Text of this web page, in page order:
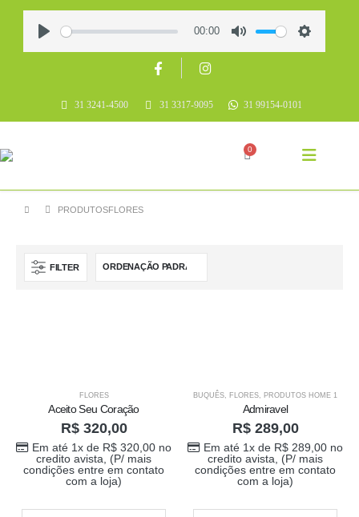
00:00
31 3241-4500 31 3317-9095 31 99154-0101
0
PRODUTOSFLORES
FILTER
FLORES
Aceito Seu Coração
R$320,00
Em até 1x de R$320,00no
credito avista, (P/ mais
condições entre em contato
com a loja)
BUQUÊS FLORES PRODUTOS HOME 1
Admiravel
R$289,00
Em até 1x de R$289,00no
credito avista, (P/ mais
condições entre em contato
com a loja)